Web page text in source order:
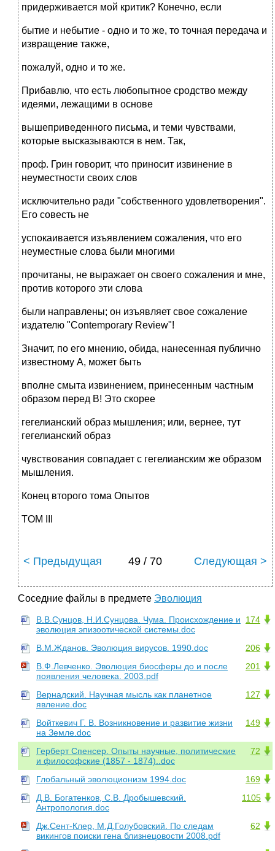
придерживается мой критик? Конечно, если
бытие и небытие - одно и то же, то точная передача и
извращение также,
пожалуй, одно и то же.
Прибавлю, что есть любопытное сродство между
идеями, лежащими в основе
вышеприведенного письма, и теми чувствами,
которые высказываются в нем. Так,
проф. Грин говорит, что приносит извинение в
неуместности своих слов
исключительно ради "собственного удовлетворения".
Его совесть не
успокаивается изъявлением сожаления, что его
неуместные слова были многими
прочитаны, не выражает он своего сожаления и мне,
против которого эти слова
были направлены; он изъявляет свое сожаление
издателю "Contemporary Review"!
Значит, по его мнению, обида, нанесенная публично
известному А, может быть
вполне смыта извинением, принесенным частным
образом перед В! Это скорее
гегелианский образ мышления; или, вернее, тут
гегелианский образ
чувствования совпадает с гегелианским же образом
мышления.
Конец второго тома Опытов
TOM III
< Предыдущая 49 / 70 Следующая >
Соседние файлы в предмете Эволюция
174
В.В.Сунцов, Н.И.Сунцова. Чума. Происхождение и
эволюция эпизоотической системы.doc
206
В.М.Жданов. Эволюция вирусов. 1990.doc
201
В.Ф.Левченко. Эволюция биосферы до и после
появления человека. 2003.pdf
127
Вернадский. Научная мысль как планетное
явление.doc
149
Войткевич Г. В. Возникновение и развитие жизни
на Земле.doc
72
Герберт Спенсер. Опыты научные, политические
и философские (1857 - 1874)..doc
169
Глобальный эволюционизм 1994.doc
1105
Д.В. Богатенков, С.В. Дробышевский.
Антропология.doc
62
Дж.Сент-Клер, М.Д.Голубовский. По следам
викингов поиски гена близнецовости 2008.pdf